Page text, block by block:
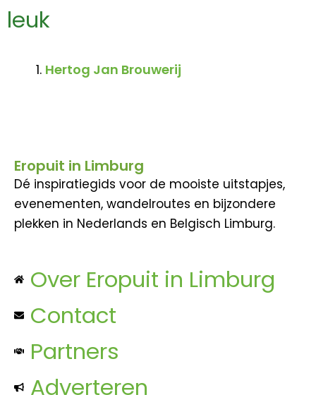
leuk
Hertog Jan Brouwerij
Eropuit in Limburg
Dé inspiratiegids voor de mooiste uitstapjes,
evenementen, wandelroutes en bijzondere
plekken in Nederlands en Belgisch Limburg.
Over Eropuit in Limburg
Contact
Partners
Adverteren